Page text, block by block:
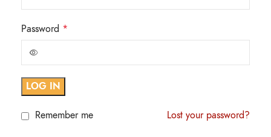
Password *
LOG IN
Lost your password?
Remember me